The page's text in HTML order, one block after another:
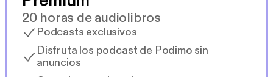
20 horas de audiolibros
Podcasts exclusivos
Disfruta los podcast de Podimo sin
anuncios